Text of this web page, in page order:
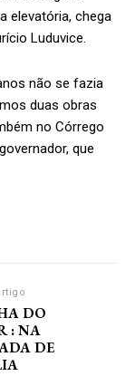
elevatória, chega
Luduvice.
não se fazia
duas obras
no Córrego
que
DO
: NA
DE